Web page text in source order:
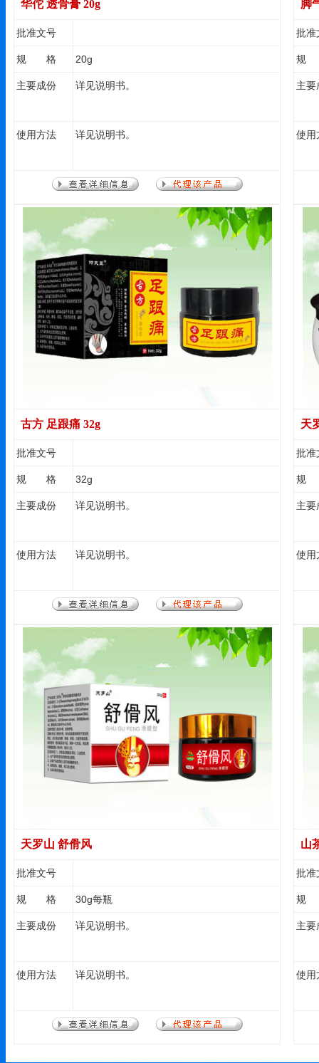
华佗 透骨膏 20g
批准文号
规 格 20g
主要成份 详见说明书。
使用方法 详见说明书。
脚
批准
规
主要
使用
古方 足跟痛 32g
批准文号
规 格 32g
主要成份 详见说明书。
使用方法 详见说明书。
天
批准
规
主要
使用
天罗山 舒傦风
批准文号
规 格 30g每瓶
主要成份 详见说明书。
使用方法 详见说明书。
山
批准
规
主要
使用